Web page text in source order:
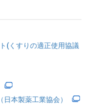
(くすりの適正使用協議
本製薬工業協会）